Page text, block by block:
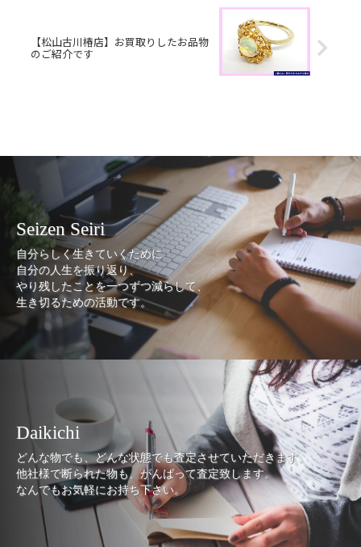
【松山古川椿店】お買取りしたお品物
のご紹介です
Seizen Seiri
自分らしく生きていくために
自分の人生を振り返り、
やり残したことを一つずつ減らして、
生き切るための活動です。
Daikichi
どんな物でも、どんな状態でも査定させていただきます。
他社様で断られた物も、がんばって査定致します。
なんでもお気軽にお持ち下さい。